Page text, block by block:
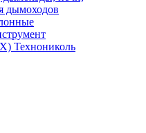
дымоходов
Технониколь